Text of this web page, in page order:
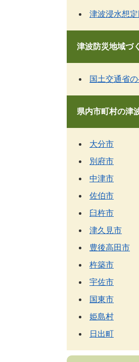
津波浸水想定
津波防災地域づ
国土交通省
県内市町村の津
大分市
別府市
中津市
佐伯市
臼杵市
津久見市
豊後高田市
杵築市
宇佐市
国東市
姫島村
日出町